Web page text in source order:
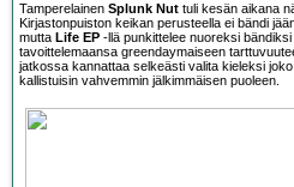
Tamperelainen Splunk Nut tuli kesän aikana
Kirjastonpuiston keikan perusteella ei bändi
mutta Life EP -llä punkittelee nuoreksi
tavoittelemaansa greendaymaiseen
jatkossa kannattaa selkeästi valita kieleksi
kallistuisin vahvemmin jälkimmäisen puoleen.